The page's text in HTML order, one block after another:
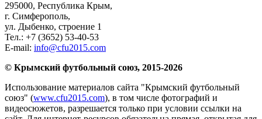
295000, Республика Крым,
г. Симферополь,
ул. Дыбенко, строение 1
Тел.: +7 (3652) 53-40-53
E-mail: info@cfu2015.com
© Крымский футбольный союз, 2015-2026
Использование материалов сайта "Крымский футбольный
союз" (www.cfu2015.com), в том числе фотографий и
видеосюжетов, разрешается только при условии ссылки на